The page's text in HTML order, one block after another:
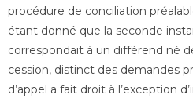
procédure de conciliation
étant donné que la seconde
correspondait à un différend né
cession, distinct des demandes
d’appel a fait droit à l’exception